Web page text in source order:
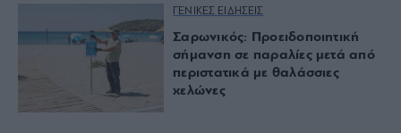
ΓΕΝΙΚΕΣ ΕΙΔΗΣΕΙΣ
Σαρωνικός: Προειδοποιητική
σήμανση σε παραλίες μετά από
περιστατικά με θαλάσσιες
χελώνες